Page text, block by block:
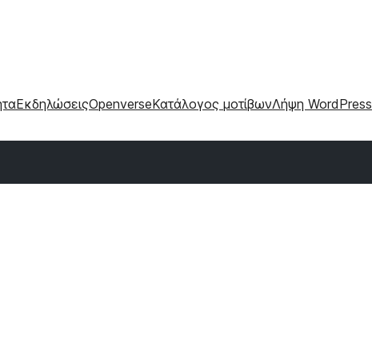
ΕκδηλώσειςOpenverseΚατάλογος μοτίβωνΛήψη WordPress